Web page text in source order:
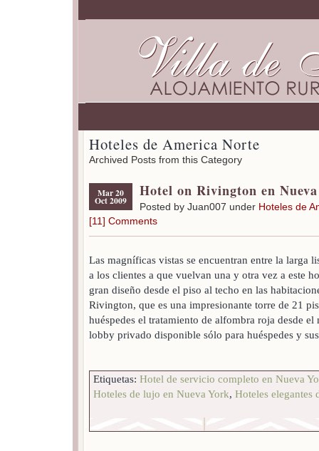
Hoteles de America Norte
Archived Posts from this Category
Mar 20
Oct 2009
Hotel on Rivington en
Posted by Juan007 under Hoteles de
[11] Comments
Las magníficas vistas se encuentran entre la larga
a los clientes a que vuelvan una y otra vez a este
gran diseño desde el piso al techo en las
Rivington, que es una impresionante torre de 21
huéspedes el tratamiento de alfombra roja desde
lobby privado disponible sólo para huéspedes y
Etiquetas: Hotel de servicio completo en Nueva
Hoteles de lujo en Nueva York, Hoteles elegantes